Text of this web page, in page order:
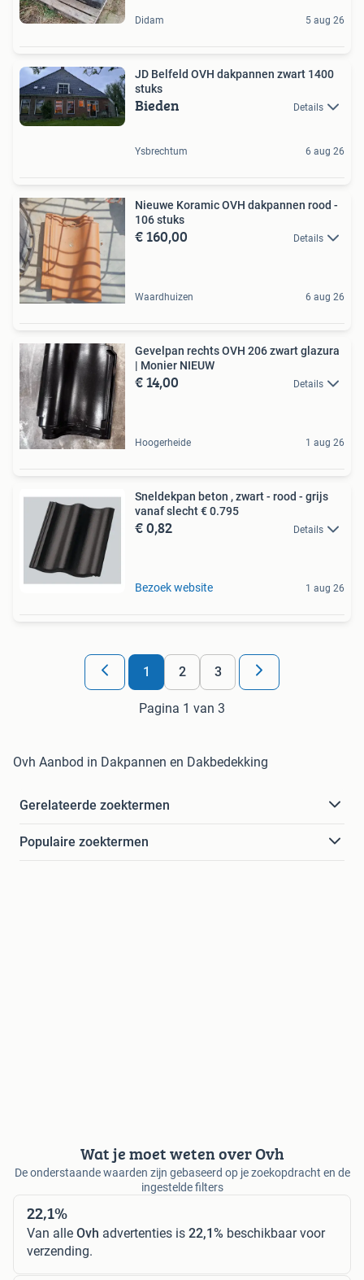
Didam 5 aug 26
JD Belfeld OVH dakpannen zwart 1400
stuks
Bieden Details
Ysbrechtum 6 aug 26
Nieuwe Koramic OVH dakpannen rood -
106 stuks
€ 160,00 Details
Waardhuizen 6 aug 26
Gevelpan rechts OVH 206 zwart glazura
| Monier NIEUW
€ 14,00 Details
Hoogerheide 1 aug 26
Sneldekpan beton , zwart - rood - grijs
vanaf slecht € 0.795
€ 0,82 Details
Bezoek website 1 aug 26
1 2 3
Pagina 1 van 3
Ovh Aanbod in Dakpannen en Dakbedekking
Gerelateerde zoektermen
Populaire zoektermen
Wat je moet weten over Ovh
De onderstaande waarden zijn gebaseerd op je zoekopdracht en de
ingestelde filters
22,1%
Van alle Ovh advertenties is 22,1% beschikbaar voor
verzending.